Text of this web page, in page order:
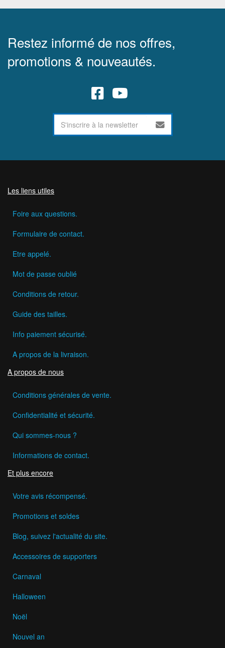
Restez informé de nos offres,
promotions & nouveautés.
Les liens utiles
Foire aux questions.
Formulaire de contact.
Etre appelé.
Mot de passe oublié
Conditions de retour.
Guide des tailles.
Info paiement sécurisé.
A propos de la livraison.
A propos de nous
Conditions générales de vente.
Confidentialité et sécurité.
Qui sommes-nous ?
Informations de contact.
Et plus encore
Votre avis récompensé.
Promotions et soldes
Blog, suivez l'actualité du site.
Accessoires de supporters
Carnaval
Halloween
Noël
Nouvel an